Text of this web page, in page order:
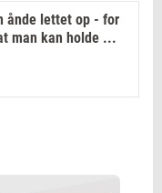
ånde lettet op - for
man kan holde ...